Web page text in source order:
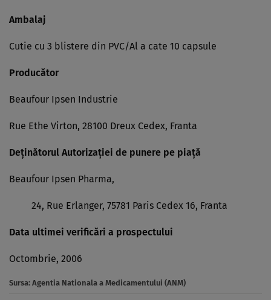
Ambalaj
Cutie cu 3 blistere din PVC/Al a cate 10 capsule
Producător
Beaufour Ipsen Industrie
Rue Ethe Virton, 28100 Dreux Cedex, Franta
Deţinătorul Autorizaţiei de punere pe piaţă
Beaufour Ipsen Pharma,
24, Rue Erlanger, 75781 Paris Cedex 16, Franta
Data ultimei verificări a prospectului
Octombrie, 2006
Sursa: Agentia Nationala a Medicamentului (ANM)